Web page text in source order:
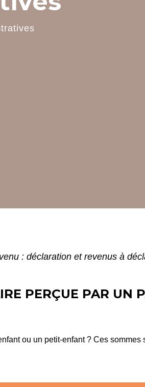
: déclaration et revenus à
PERÇUE PAR UN
ou un petit-enfant ? Ces sommes